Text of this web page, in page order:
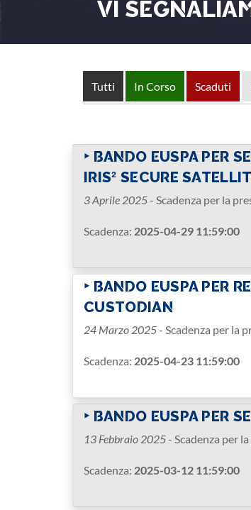
VI
Tutti In Corso Scaduti
‣ BANDO EUSPA PER
IRIS² SECURE
3 Aprile 2025- Scadenza per la
Scadenza: 2025-04-29 11:59:00
‣ BANDO EUSPA PER
CUSTODIAN
24 Marzo 2025- Scadenza per la
Scadenza: 2025-04-23 11:59:00
‣ BANDO EUSPA PER
13 Febbraio 2025- Scadenza per
Scadenza: 2025-03-12 11:59:00